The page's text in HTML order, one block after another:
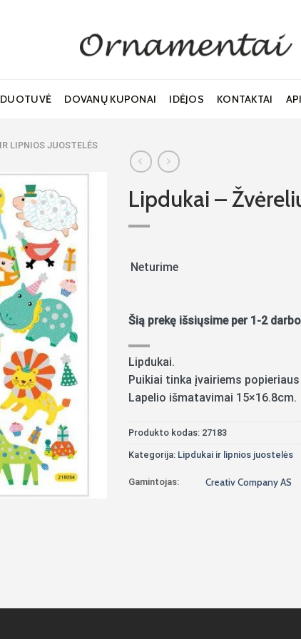
DOVANŲ KUPONAI IDĖJOS KONTAKTAI
LIPNIOS JUOSTELĖS
Noriu!
Lipdukai –
Neturime
Šią prekę išsiųsime per 1-2
Lipdukai.
Puikiai tinka įvairiems
Lapelio išmatavimai 15×16.8cm.
Produkto kodas: 27183
Kategorija: Lipdukai ir lipnios juostelės
Gamintojas: Creativ Company AS